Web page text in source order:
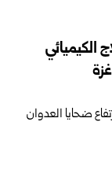
الكيميائي